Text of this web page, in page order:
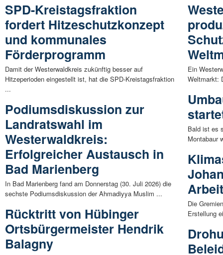
SPD-Kreistagsfraktion
fordert Hitzeschutzkonzept
und kommunales
Förderprogramm
Damit der Westerwaldkreis zukünftig besser auf
Hitzeperioden eingestellt ist, hat die SPD-Kreistagsfraktion
...
Podiumsdiskussion zur
Landratswahl im
Westerwaldkreis:
Erfolgreicher Austausch in
Bad Marienberg
In Bad Marienberg fand am Donnerstag (30. Juli 2026) die
sechste Podiumsdiskussion der Ahmadiyya Muslim ...
Rücktritt von Hübinger
Ortsbürgermeister Hendrik
Balagny
Ein
Weltmarkt:
Bald ist es
Montabaur
Die
Erstellung